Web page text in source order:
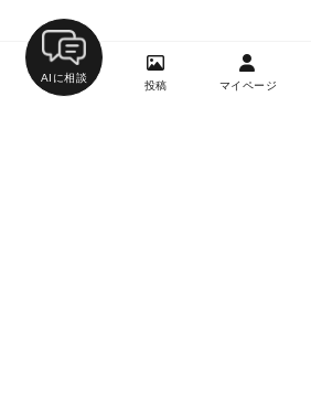
AIに相談
投稿 マイページ